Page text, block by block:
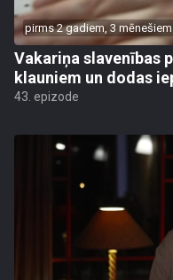
pirms 2 gadiem, 3 mēnešiem
Vakariņa slavenības
klauniem un dodas
43. epizode